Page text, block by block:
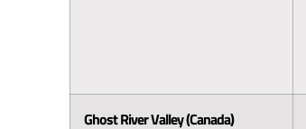
Ghost River Valley (Canada)